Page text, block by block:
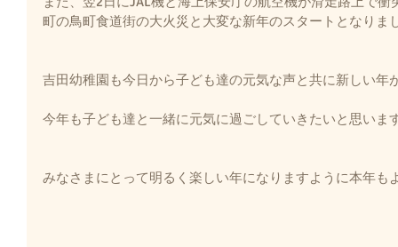
町の鳥町食道街の大火災と大変な新年のスタートとなりま
吉田幼稚園も今日から子ども達の元気な声と共に新しい年
今年も子ども達と一緒に元気に過ごしていきたいと思いま
みなさまにとって明るく楽しい年になりますように本年も